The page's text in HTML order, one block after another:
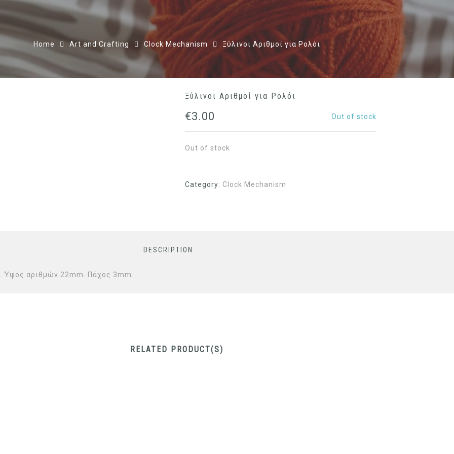
Home Art and Crafting Clock Mechanism Ξύλινοι Αριθμοί για Ρολόι
Ξύλινοι Αριθμοί για Ρολόι
€3.00 Out of stock
Out of stock
Category: Clock Mechanism
DESCRIPTION
Ύψος αριθμών 22mm. Πάχος 3mm.
RELATED PRODUCT(S)